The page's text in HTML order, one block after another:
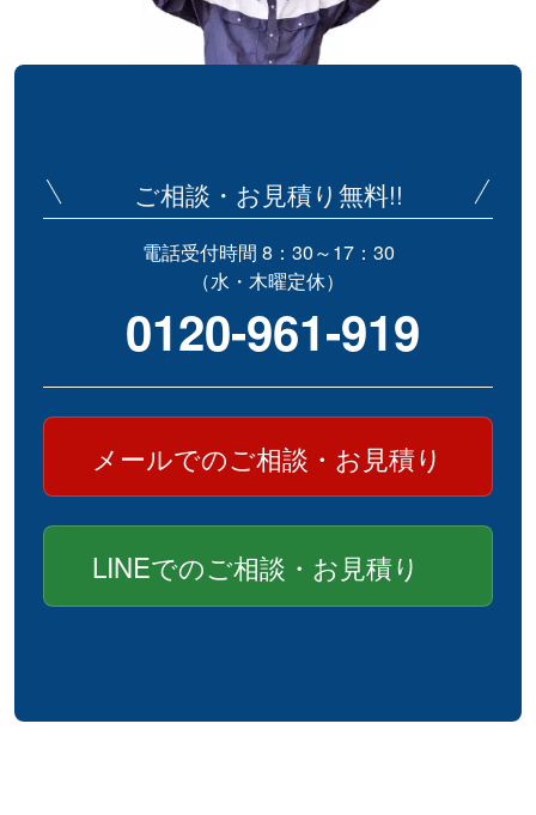
ご相談・お見積り無料!!
電話受付時間 8：30～17：30
（水・木曜定休）
0120-961-919
メールでのご相談・お見積り
LINEでのご相談・お見積り